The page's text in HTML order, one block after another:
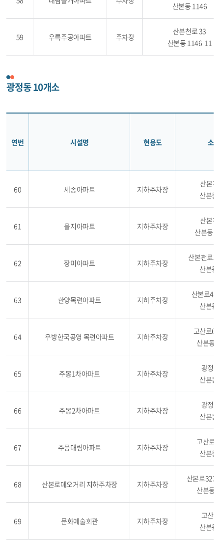
산본동 1146
59 우륵주공아파트 주차장
산본천로 33
산본동 1146-11
광정동 10개소
연번 시설명 현용도 소
60 세종아파트 지하주차장
산본
산본
61 을지아파트 지하주차장
산본
산본동
62 장미아파트 지하주차장
산본천로
산본
63 한양목련아파트 지하주차장
산본로
산본
64 우방한국공영 목련아파트 지하주차장
고산로
산본동
65 주몽1차아파트 지하주차장
광정
산본
66 주몽2차아파트 지하주차장
광정
산본
67 주몽대림아파트 지하주차장
고산로
산본
68 산본로데오거리 지하주차장 지하주차장
산본로323
산본동
69 문화예술회관 지하주차장
고산
산본